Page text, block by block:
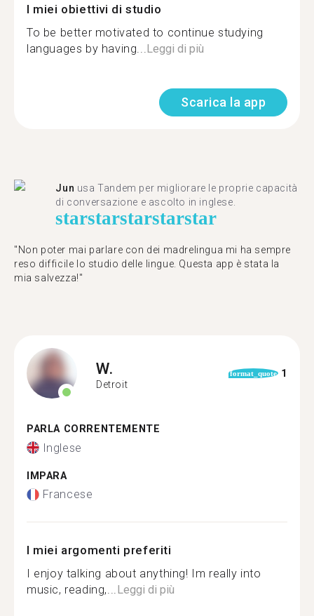
I miei obiettivi di studio
To be better motivated to continue studying
languages by having...Leggi di più
Scarica la app
Jun usa Tandem per migliorare le proprie capacità
di conversazione e ascolto in inglese.
starstarstarstarstar
"Non poter mai parlare con dei madrelingua mi ha sempre
reso difficile lo studio delle lingue. Questa app è stata la
mia salvezza!"
W.
Detroit
format_quote 1
PARLA CORRENTEMENTE
Inglese
IMPARA
Francese
I miei argomenti preferiti
I enjoy talking about anything! Im really into
music, reading,...Leggi di più